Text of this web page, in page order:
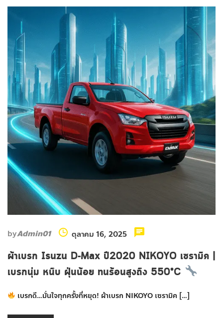
byAdmin01 ตุลาคม 16, 2025
ผ้าเบรก Isuzu D-Max ปี2020 NIKOYO เซรามิค |
เบรกนุ่ม หนึบ ฝุ่นน้อย ทนร้อนสูงถึง 550°C
เบรกดี…มั่นใจทุกครั้งที่หยุด! ผ้าเบรก NIKOYO เซรามิค […]